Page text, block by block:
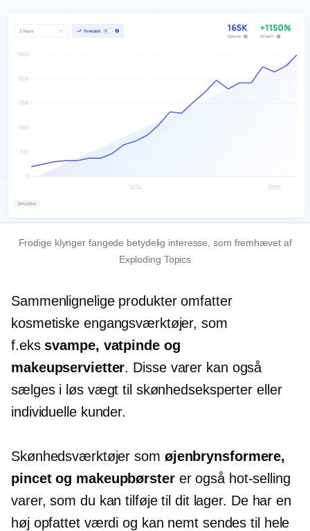
Frodige klynger fangede betydelig interesse, som fremhævet af
Exploding Topics
Sammenlignelige produkter omfatter
kosmetiske engangsværktøjer, som
f.ekssvampe, vatpinde og
makeupservietter. Disse varer kan også
sælges i løs vægt til skønhedseksperter eller
individuelle kunder.
Skønhedsværktøjer som øjenbrynsformere,
pincet og makeupbørsterer også hot-selling
varer, som du kan tilføje til dit lager. De har en
høj opfattet værdi og kan nemt sendes til hele